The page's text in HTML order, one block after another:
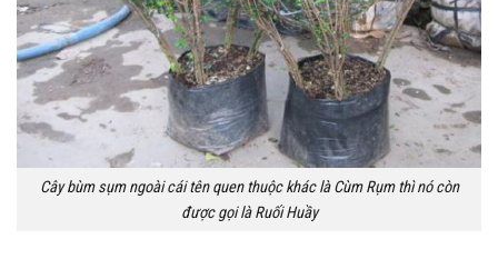
Cây bùm sụm ngoài cái tên quen thuộc khác là Cùm Rụm thì nó còn
được gọi là Ruối Huầy